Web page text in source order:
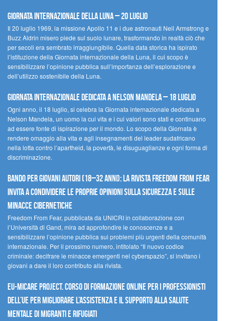
Giornata Internazionale della Luna – 20 luglio
Il 20 luglio 1969, la missione Apollo 11 e i due astronauti Neil Armstrong e
Buzz Aldrin misero piede sul suolo lunare, trasformando in realtà ciò che
per secoli era sembrato irraggiungibile. Quella data storica ha ispirato
l’istituzione della Giornata internazionale della Luna, il cui scopo è
sensibilizzare l’opinione pubblica sull’importanza dell’esplorazione e
dell’utilizzo sostenibile della Luna.
Giornata internazionale dedicata a Nelson Mandela – 18 luglio
Ogni anno, il 18 luglio, si celebra la Giornata internazionale dedicata a
Nelson Mandela, un uomo la cui vita e i cui valori sono stati e continuano
ad essere fonte di ispirazione per il mondo. Lo scopo della Giornata è
rendere omaggio alla vita e agli insegnamenti del leader sudafricano
nella lotta contro l’apartheid, la povertà, le disuguaglianze e ogni forma di
discriminazione.
Bando per giovani autori (18–32 anni): la Rivista Freedom From Fear
invita a condividere le proprie opinioni sulla sicurezza e sulle
minacce cibernetiche
Freedom From Fear, pubblicata da UNICRI in collaborazione con
l’Università di Gand, mira ad approfondire le conoscenze e a
sensibilizzare l’opinione pubblica sui problemi più urgenti della comunità
internazionale. Per il prossimo numero, intitolato “Il nuovo codice
criminale: decifrare le minacce emergenti nel cyberspazio”, si invitano i
giovani a dare il loro contributo alla rivista.
EU-MiCare Project. Corso di formazione online per i professionisti
dell’UE per migliorare l’assistenza e il supporto alla salute
mentale di migranti e rifugiati